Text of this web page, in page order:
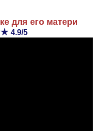
для его матери
4.9/5